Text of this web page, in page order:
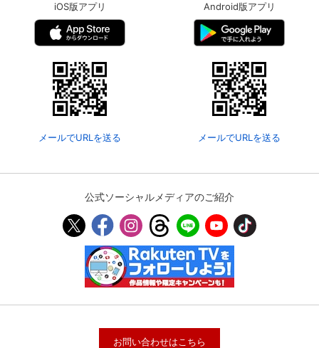
iOS版アプリ
メールでURLを送る
Android版アプリ
メールでURLを送る
公式ソーシャルメディアのご紹介
お問い合わせはこちら